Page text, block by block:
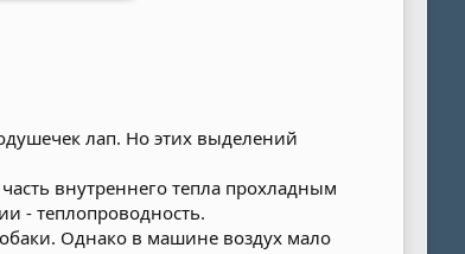
лап. Но этих выделений
внутреннего тепла прохладным
- теплопроводность.
Однако в машине воздух мало